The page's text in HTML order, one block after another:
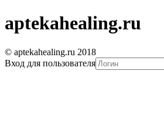
aptekahealing.ru
© aptekahealing.ru 2018
Вход для пользователя